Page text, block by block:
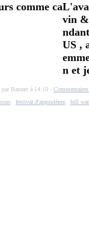
vin &
US ,
n et
par Bazaart à 14:10 -
, festival d'angoulème, bill